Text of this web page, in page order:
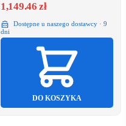
1,149.46 zł
Dostępne u naszego dostawcy · 9
dni
DO KOSZYKA